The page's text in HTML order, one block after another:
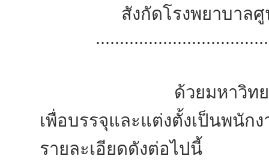
สังกัดโรงพยาบาล
ด้วยมหาวิทยาลัยแม่ฟ้
เพื่อบรรจุและแต่งตั้งเป็นพนัก
รายละเอียดดังต่อไปนี้